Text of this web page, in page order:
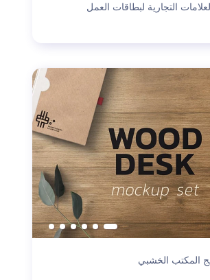
التجارية لبطاقات العمل
المكتب الخشبي